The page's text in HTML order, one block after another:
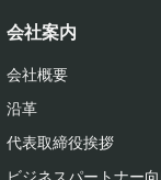
会社案内
会社概要
沿革
代表取締役挨拶